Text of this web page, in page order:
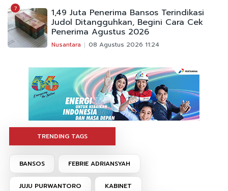
7 1,49 Juta Penerima Bansos Terindikasi
Judol Ditangguhkan, Begini Cara Cek
Penerima Agustus 2026
Nusantara 08 Agustus 2026 11:24
TRENDING TAGS
BANSOS FEBRIE ADRIANSYAH
JUJU PURWANTORO KABINET